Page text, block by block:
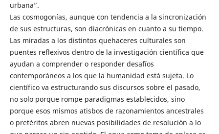
urbana”.
Las cosmogonías, aunque con tendencia a la sincronización
de sus estructuras, son diacrónicas en cuanto a su tiempo.
Las miradas a los distintos quehaceres culturales son
puentes reflexivos dentro de la investigación científica que
ayudan a comprender o responder desafíos
contemporáneos a los que la humanidad está sujeta. Lo
científico va estructurando sus discursos sobre el pasado,
no solo porque rompe paradigmas establecidos, sino
porque esos mismos atisbos de razonamientos ancestrales
o pretéritos abren nuevas posibilidades de resolución a lo